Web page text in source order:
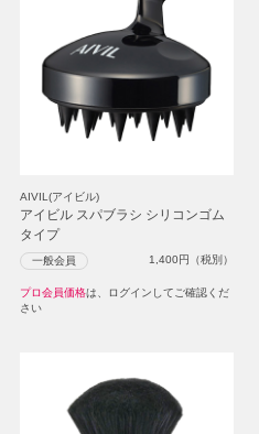
AIVIL(アイビル)
アイビル スパブラシ シリコンゴム
タイプ
一般会員 1,400円（税別）
プロ会員価格は、ログインしてご確認くだ
さい